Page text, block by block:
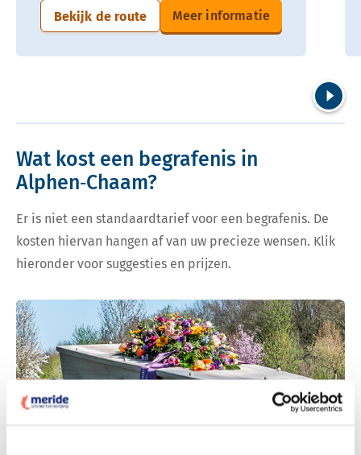
Bekijk de route Meer informatie
Wat kost een begrafenis in
Alphen‑Chaam?
Er is niet een standaardtarief voor een begrafenis. De
kosten hiervan hangen af van uw precieze wensen. Klik
hieronder voor suggesties en prijzen.
Bekijk tarieven voor begrafenis